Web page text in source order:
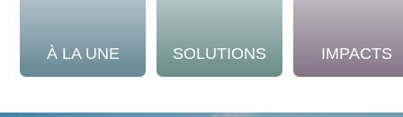
À LA UNE SOLUTIONS IMPACTS